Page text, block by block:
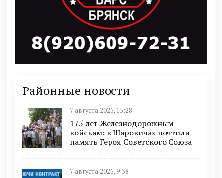
Районные новости
7 августа 2026, 15:28
175 лет Железнодорожным
войскам: в Шаровичах почтили
память Героя Советского Союза
7 августа 2026, 9:38